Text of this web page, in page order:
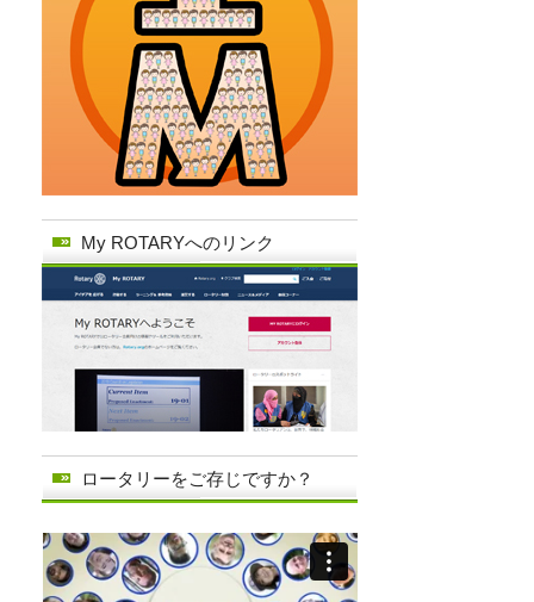
My ROTARYへのリンク
ロータリーをご存じですか？